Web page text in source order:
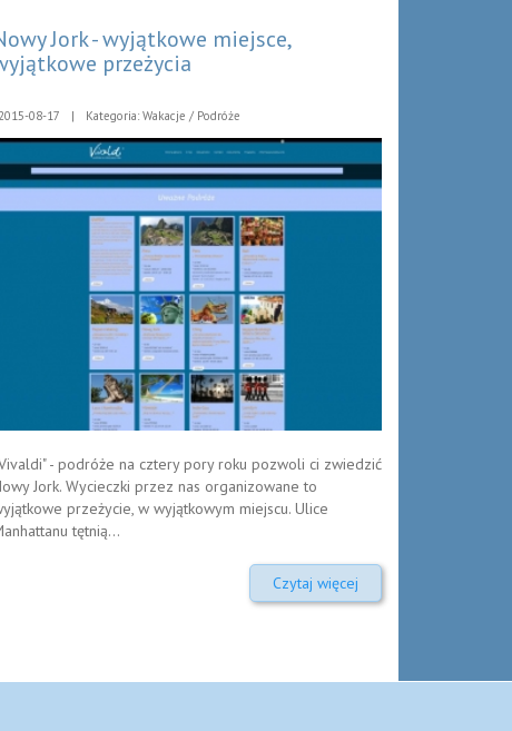
Jork - wyjątkowe miejsce,
przeżycia
2015-08-17 | Kategoria: Wakacje / Podróże
- podróże na cztery pory roku pozwoli ci zwiedzić
Jork. Wycieczki przez nas organizowane to
przeżycie, w wyjątkowym miejscu. Ulice
tętnią...
Czytaj więcej